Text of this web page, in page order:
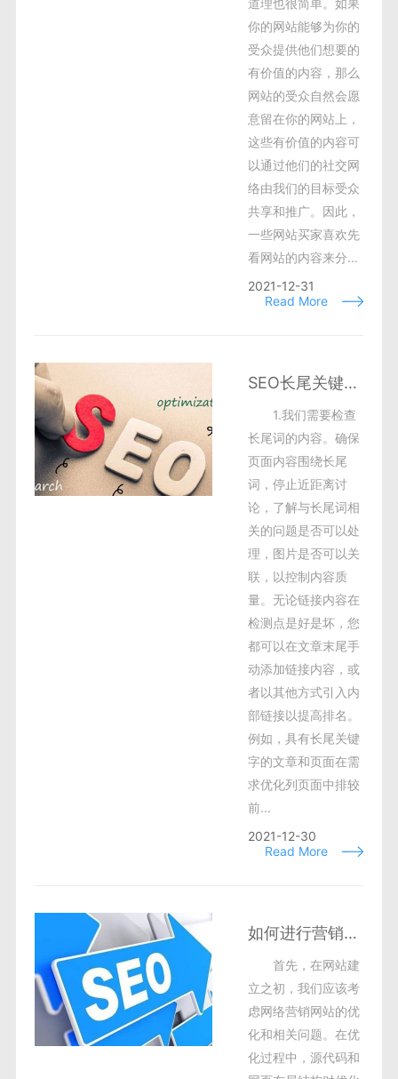
道理也很简单。如果
你的网站能够为你的
受众提供他们想要的
有价值的内容，那么
网站的受众自然会愿
意留在你的网站上，
这些有价值的内容可
以通过他们的社交网
络由我们的目标受众
共享和推广。因此，
一些网站买家喜欢先
看网站的内容来分...
2021-12-31
Read More
SEO长尾关键词优化策略
1.我们需要检查
长尾词的内容。确保
页面内容围绕长尾
词，停止近距离讨
论，了解与长尾词相
关的问题是否可以处
理，图片是否可以关
联，以控制内容质
量。无论链接内容在
检测点是好是坏，您
都可以在文章末尾手
动添加链接内容，或
者以其他方式引入内
部链接以提高排名。
例如，具有长尾关键
字的文章和页面在需
求优化列页面中排较
前...
2021-12-30
Read More
如何进行营销网站的优化？
首先，在网站建
立之初，我们应该考
虑网络营销网站的优
化和相关问题。在优
化过程中，源代码和